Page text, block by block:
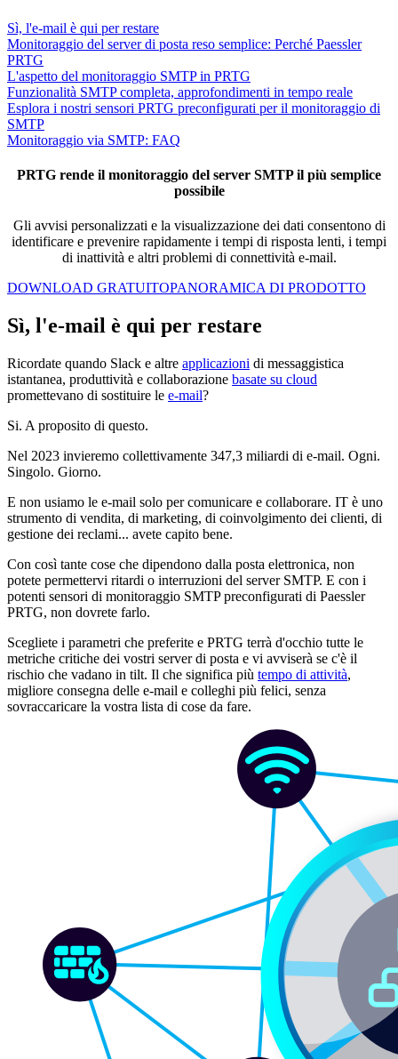
Sì, l'e-mail è qui per restare
Monitoraggio del server di posta reso semplice: Perché Paessler
PRTG
L'aspetto del monitoraggio SMTP in PRTG
Funzionalità SMTP completa, approfondimenti in tempo reale
Esplora i nostri sensori PRTG preconfigurati per il monitoraggio di
SMTP
Monitoraggio via SMTP: FAQ
PRTG rende il monitoraggio del server SMTP il più semplice
possibile
Gli avvisi personalizzati e la visualizzazione dei dati consentono di
identificare e prevenire rapidamente i tempi di risposta lenti, i tempi
di inattività e altri problemi di connettività e-mail.
DOWNLOAD GRATUITOPANORAMICA DI PRODOTTO
Sì, l'e-mail è qui per restare
Ricordate quando Slack e altre applicazioni di messaggistica
istantanea, produttività e collaborazione basate su cloud
promettevano di sostituire le e-mail?
Si. A proposito di questo.
Nel 2023 invieremo collettivamente 347,3 miliardi di e-mail. Ogni.
Singolo. Giorno.
E non usiamo le e-mail solo per comunicare e collaborare. IT è uno
strumento di vendita, di marketing, di coinvolgimento dei clienti, di
gestione dei reclami... avete capito bene.
Con così tante cose che dipendono dalla posta elettronica, non
potete permettervi ritardi o interruzioni del server SMTP. E con i
potenti sensori di monitoraggio SMTP preconfigurati di Paessler
PRTG, non dovrete farlo.
Scegliete i parametri che preferite e PRTG terrà d'occhio tutte le
metriche critiche dei vostri server di posta e vi avviserà se c'è il
rischio che vadano in tilt. Il che significa più tempo di attività,
migliore consegna delle e-mail e colleghi più felici, senza
sovraccaricare la vostra lista di cose da fare.